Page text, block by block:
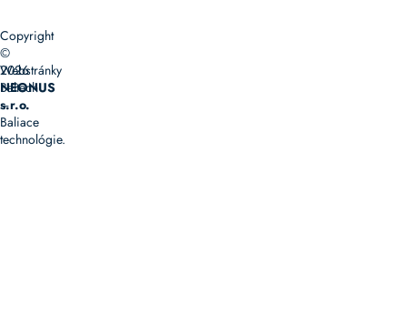
Copyright
©
2026
Baltech
–
Baliace
technológie.
Webstránky
NEONUS
s.r.o.